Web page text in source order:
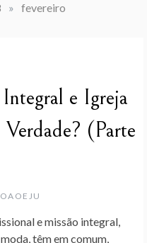
» fevereiro
e Igreja
(Parte
e missão integral,
têm em comum,